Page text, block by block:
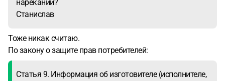
нареканий?
Станислав
Тоже никак считаю.
По закону о защите прав потребителей:
Статья 9. Информация об изготовителе (исполнителе,